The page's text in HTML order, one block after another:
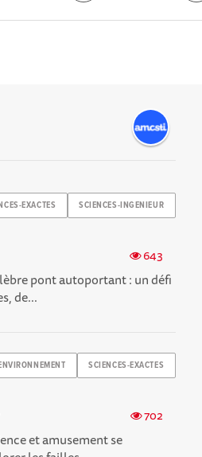
EXACTES SCIENCES-INGENIEUR
643
pont autoportant : un défi
de...
SCIENCES-EXACTES
702
et amusement se